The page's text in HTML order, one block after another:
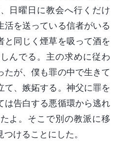
日曜日に教会へ行くだけ
活を送っている信者がいる
と同じく煙草を吸って酒を
んでる。主の求めに従わ
たが、僕も罪の中で生きて
て、嫉妬する。神父に罪を
は告白する悪循環から逃れ
よ。そこで別の教派に移
けることにした。